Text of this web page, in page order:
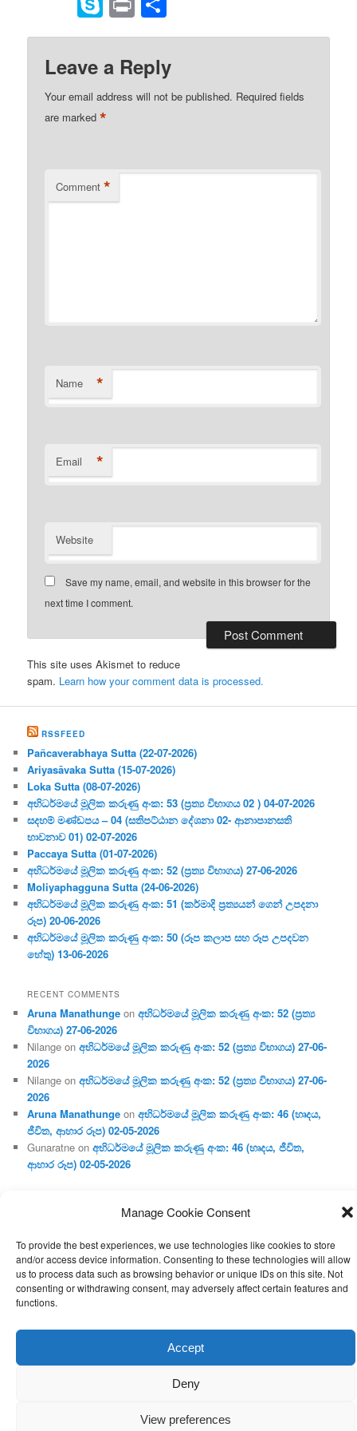
Manage Cookie Consent
To provide the best experiences, we use technologies like cookies to store
and/or access device information. Consenting to these technologies will allow
us to process data such as browsing behavior or unique IDs on this site. Not
consenting or withdrawing consent, may adversely affect certain features and
functions.
Accept
Deny
View preferences
Kindle
Leave a Reply
Your email address will not be published. Required fields
are marked*
Comment *
Name *
Email *
Website
Save my name, email, and website in this browser for the
next time I comment.
This site uses Akismet to reduce
spam. Learn how your comment data is processed.
RSSFEED
Pañcaverabhaya Sutta (22-07-2026)
Ariyasāvaka Sutta (15-07-2026)
Loka Sutta (08-07-2026)
අභිධර්මයේ මූලික කරුණු අංක: 53 (ප්‍ර‍ත්‍ය විභාගය 02 ) 04-07-2026
සදහම් මණ්ඩපය – 04 (සතිපට්ඨාන දේශනා 02- ආනාපානසති
භාවනාව 01) 02-07-2026
Paccaya Sutta (01-07-2026)
අභිධර්මයේ මූලික කරුණු අංක: 52 (ප්‍ර‍ත්‍ය විභාගය) 27-06-2026
Moliyaphagguna Sutta (24-06-2026)
අභිධර්මයේ මූලික කරුණු අංක: 51 (කර්මාදි ප්‍ර‍ත්‍යයන් ගෙන් උපදනා
රූප) 20-06-2026
අභිධර්මයේ මූලික කරුණු අංක: 50 (රූප කලාප සහ රූප උපදවන
හේතු) 13-06-2026
RECENT COMMENTS
Aruna Manathunge onඅභිධර්මයේ මූලික කරුණු අංක: 52 (ප්‍ර‍ත්‍ය
විභාගය) 27-06-2026
Nilange onඅභිධර්මයේ මූලික කරුණු අංක: 52 (ප්‍ර‍ත්‍ය විභාගය) 27-06-
2026
Nilange onඅභිධර්මයේ මූලික කරුණු අංක: 52 (ප්‍ර‍ත්‍ය විභාගය) 27-06-
2026
Aruna Manathunge onඅභිධර්මයේ මූලික කරුණු අංක: 46 (හෘදය,
ජීවිත, ආහාර රූප) 02-05-2026
Gunaratne onඅභිධර්මයේ මූලික කරුණු අංක: 46 (හෘදය, ජීවිත,
ආහාර රූප) 02-05-2026
Proudly powered by WordPress